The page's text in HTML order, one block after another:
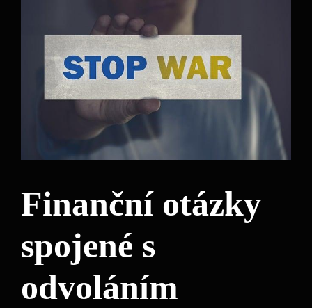
Finanční otázky
spojené s
odvoláním